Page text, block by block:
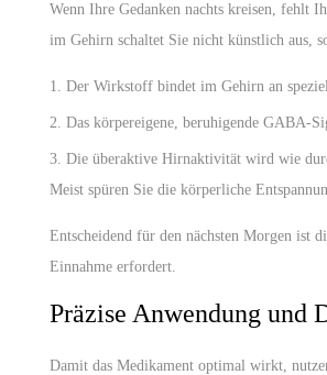
Wenn Ihre Gedanken nachts kreisen, fehlt
im Gehirn schaltet Sie nicht künstlich aus,
Der Wirkstoff bindet im Gehirn an
Das körpereigene, beruhigende GABA-
Die überaktive Hirnaktivität wird wie
Meist spüren Sie die körperliche
Entscheidend für den nächsten Morgen ist
Einnahme erfordert.
Präzise Anwendung und
Damit das Medikament optimal wirkt,